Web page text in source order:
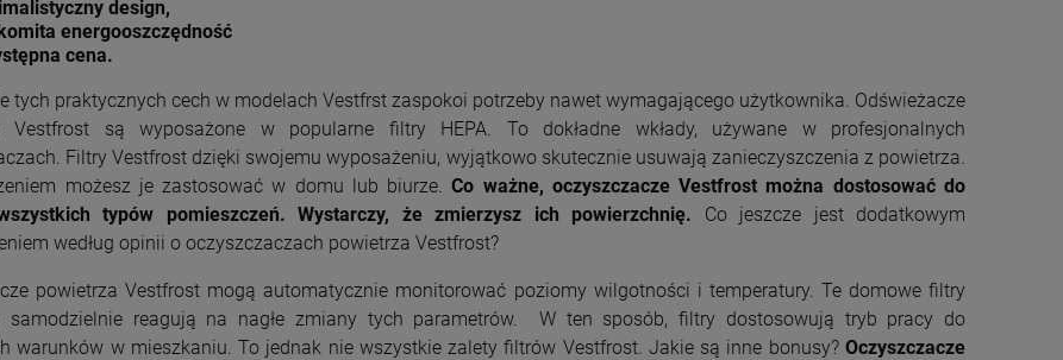
design,
energooszczędność
cena.
tych praktycznych cech w modelach Vestfrst zaspokoi potrzeby nawet wymagającego użytkownika. Odświeżacze
Vestfrost są wyposażone w popularne filtry HEPA. To dokładne wkłady, używane w profesjonalnych
Filtry Vestfrost dzięki swojemu wyposażeniu, wyjątkowo skutecznie usuwają zanieczyszczenia z powietrza.
możesz je zastosować w domu lub biurze.Co ważne, oczyszczacze Vestfrost można dostosować do
typów pomieszczeń. Wystarczy, że zmierzysz ich powierzchnię. Co jeszcze jest dodatkowym
według opinii o oczyszczaczach powietrza Vestfrost?
powietrza Vestfrost mogą automatycznie monitorować poziomy wilgotności i temperatury. Te domowe filtry
samodzielnie reagują na nagłe zmiany tych parametrów. W ten sposób, filtry dostosowują tryb pracy do
warunków w mieszkaniu. To jednak nie wszystkie zalety filtrów Vestfrost. Jakie są inne bonusy? Oczyszczacze